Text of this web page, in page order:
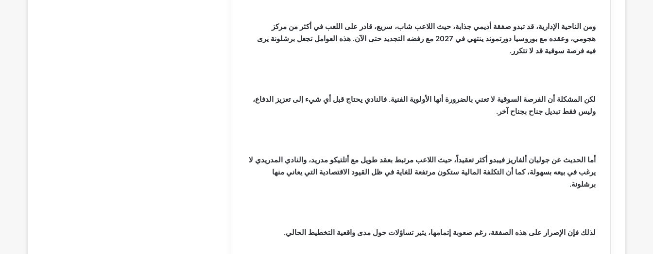
ومن الناحية الإدارية، قد تبدو صفقة أديمي جذابة، حيث اللاعب شاب، سريع، قادر على اللعب في أكثر من مركز
هجومي، وعقده مع بوروسيا دورتموند ينتهي في 2027 مع رفضه التجديد حتى الآن. هذه العوامل تجعل برشلونة يرى
فيه فرصة سوقية قد لا تتكرر.
لكن المشكلة أن الفرصة السوقية لا تعني بالضرورة أنها الأولوية الفنية. فالنادي يحتاج قبل أي شيء إلى تعزيز الدفاع،
وليس فقط تبديل جناح بجناح آخر.
أما الحديث عن جوليان ألفاريز فيبدو أكثر تعقيداً، حيث اللاعب مرتبط بعقد طويل مع أتلتيكو مدريد، والنادي المدريدي لا
يرغب في بيعه بسهولة، كما أن التكلفة المالية ستكون مرتفعة للغاية في ظل القيود الاقتصادية التي يعاني منها
برشلونة.
لذلك فإن الإصرار على هذه الصفقة، رغم صعوبة إتمامها، يثير تساؤلات حول مدى واقعية التخطيط الحالي.